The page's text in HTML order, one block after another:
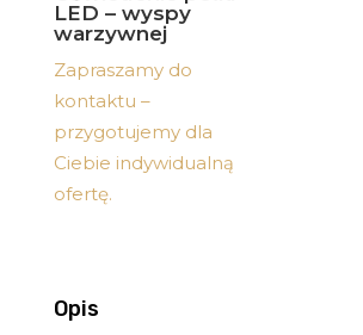
LED – wyspy
warzywnej
Zapraszamy do
kontaktu –
przygotujemy dla
Ciebie indywidualną
ofertę.
Opis